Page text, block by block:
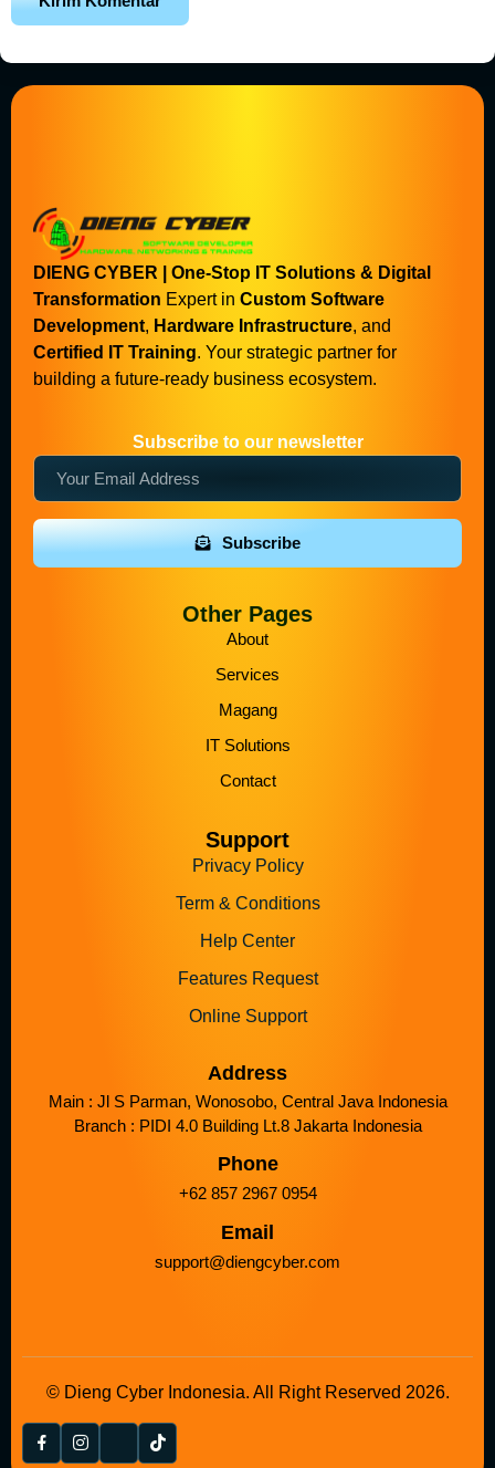
DIENG CYBER | One-Stop IT Solutions & Digital
Transformation Expert in Custom Software
Development, Hardware Infrastructure, and
Certified IT Training. Your strategic partner for
building a future-ready business ecosystem.
Subscribe to our newsletter
Subscribe
Other Pages
About
Services
Magang
IT Solutions
Contact
Support
Privacy Policy
Term & Conditions
Help Center
Features Request
Online Support
Address
Main : Jl S Parman, Wonosobo, Central Java Indonesia
Branch : PIDI 4.0 Building Lt.8 Jakarta Indonesia
Phone
+62 857 2967 0954
Email
support@diengcyber.com
© Dieng Cyber Indonesia. All Right Reserved 2026.